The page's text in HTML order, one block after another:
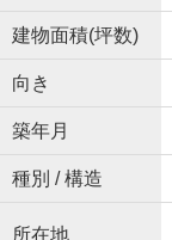
建物面積(坪数)
向き
築年月
種別 / 構造
所在地